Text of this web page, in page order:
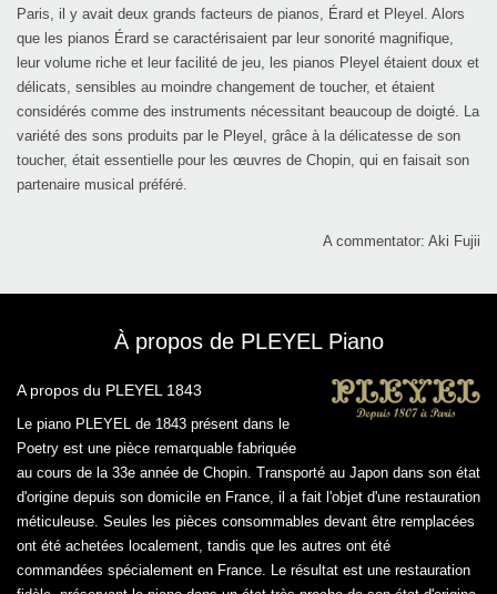
Paris, il y avait deux grands facteurs de pianos, Érard et Pleyel. Alors
que les pianos Érard se caractérisaient par leur sonorité magnifique,
leur volume riche et leur facilité de jeu, les pianos Pleyel étaient doux et
délicats, sensibles au moindre changement de toucher, et étaient
considérés comme des instruments nécessitant beaucoup de doigté. La
variété des sons produits par le Pleyel, grâce à la délicatesse de son
toucher, était essentielle pour les œuvres de Chopin, qui en faisait son
partenaire musical préféré.
A commentator: Aki Fujii
À propos de PLEYEL Piano
A propos du PLEYEL 1843
Le piano PLEYEL de 1843 présent dans le
Poetry est une pièce remarquable fabriquée
au cours de la 33e année de Chopin. Transporté au Japon dans son état
d'origine depuis son domicile en France, il a fait l'objet d'une restauration
méticuleuse. Seules les pièces consommables devant être remplacées
ont été achetées localement, tandis que les autres ont été
commandées spécialement en France. Le résultat est une restauration